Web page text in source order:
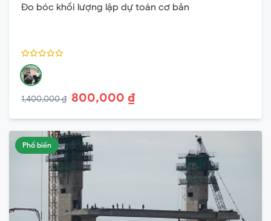
Đo bóc khối lượng lập dự toán cơ bản
1,400,000 ₫ 800,000 ₫
Phổ biến